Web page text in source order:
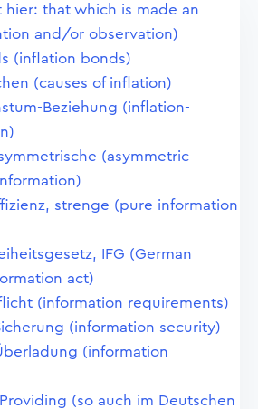
that which is made an
and/or observation)
(inflation bonds)
(causes of inflation)
Beziehung (inflation-
(asymmetric
strenge (pure information
IFG (German
act)
(information requirements)
(information security)
(information
(so auch im Deutschen